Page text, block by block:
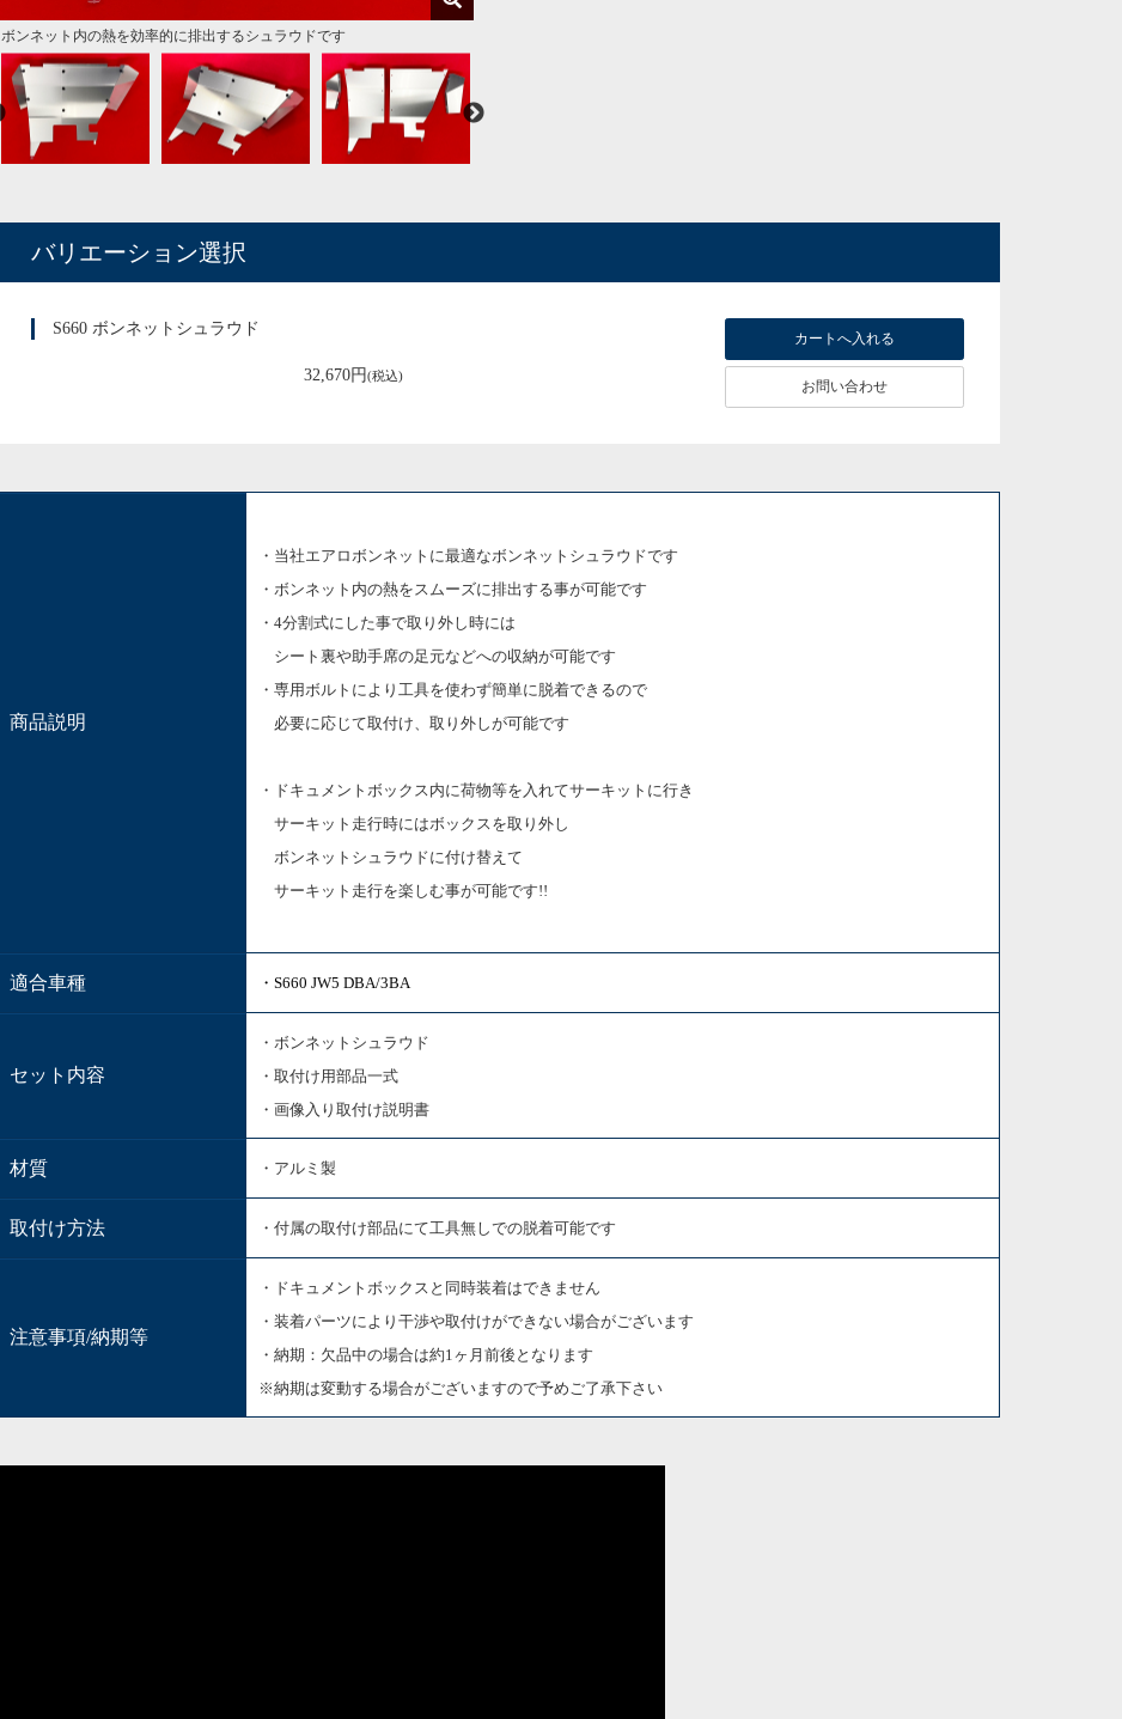
ボンネット内の熱を効率的に排出するシュラウドです
工具なしで組立て＆車両への脱着可能
アルミ製４分割式シュラウド
バラシて重ねるとコンパクトサイズに
シート裏などへ収納可能なサイズになります
ボンネット内の熱をスムーズに排出する事が可能
スペースを最大限に利用しています
傾斜によりスムーズに排出
両サイドにも導風板があります
両サイドにも導風板があります
バリエーション選択
S660 ボンネットシュラウド
32,670円(税込)
お問い合わせ
商品説明
・当社エアロボンネットに最適なボンネットシュラウドです
・ボンネット内の熱をスムーズに排出する事が可能です
・4分割式にした事で取り外し時には
シート裏や助手席の足元などへの収納が可能です
・専用ボルトにより工具を使わず簡単に脱着できるので
必要に応じて取付け、取り外しが可能です
・ドキュメントボックス内に荷物等を入れてサーキットに行き
サーキット走行時にはボックスを取り外し
ボンネットシュラウドに付け替えて
サーキット走行を楽しむ事が可能です!!
適合車種 ・S660 JW5 DBA/3BA
セット内容
・ボンネットシュラウド
・取付け用部品一式
・画像入り取付け説明書
材質 ・アルミ製
取付け方法 ・付属の取付け部品にて工具無しでの脱着可能です
注意事項/納期等
・ドキュメントボックスと同時装着はできません
・装着パーツにより干渉や取付けができない場合がございます
・納期：欠品中の場合は約1ヶ月前後となります
※納期は変動する場合がございますので予めご了承下さい